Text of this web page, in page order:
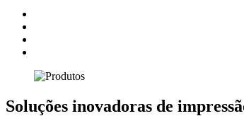
Soluções inovadoras de